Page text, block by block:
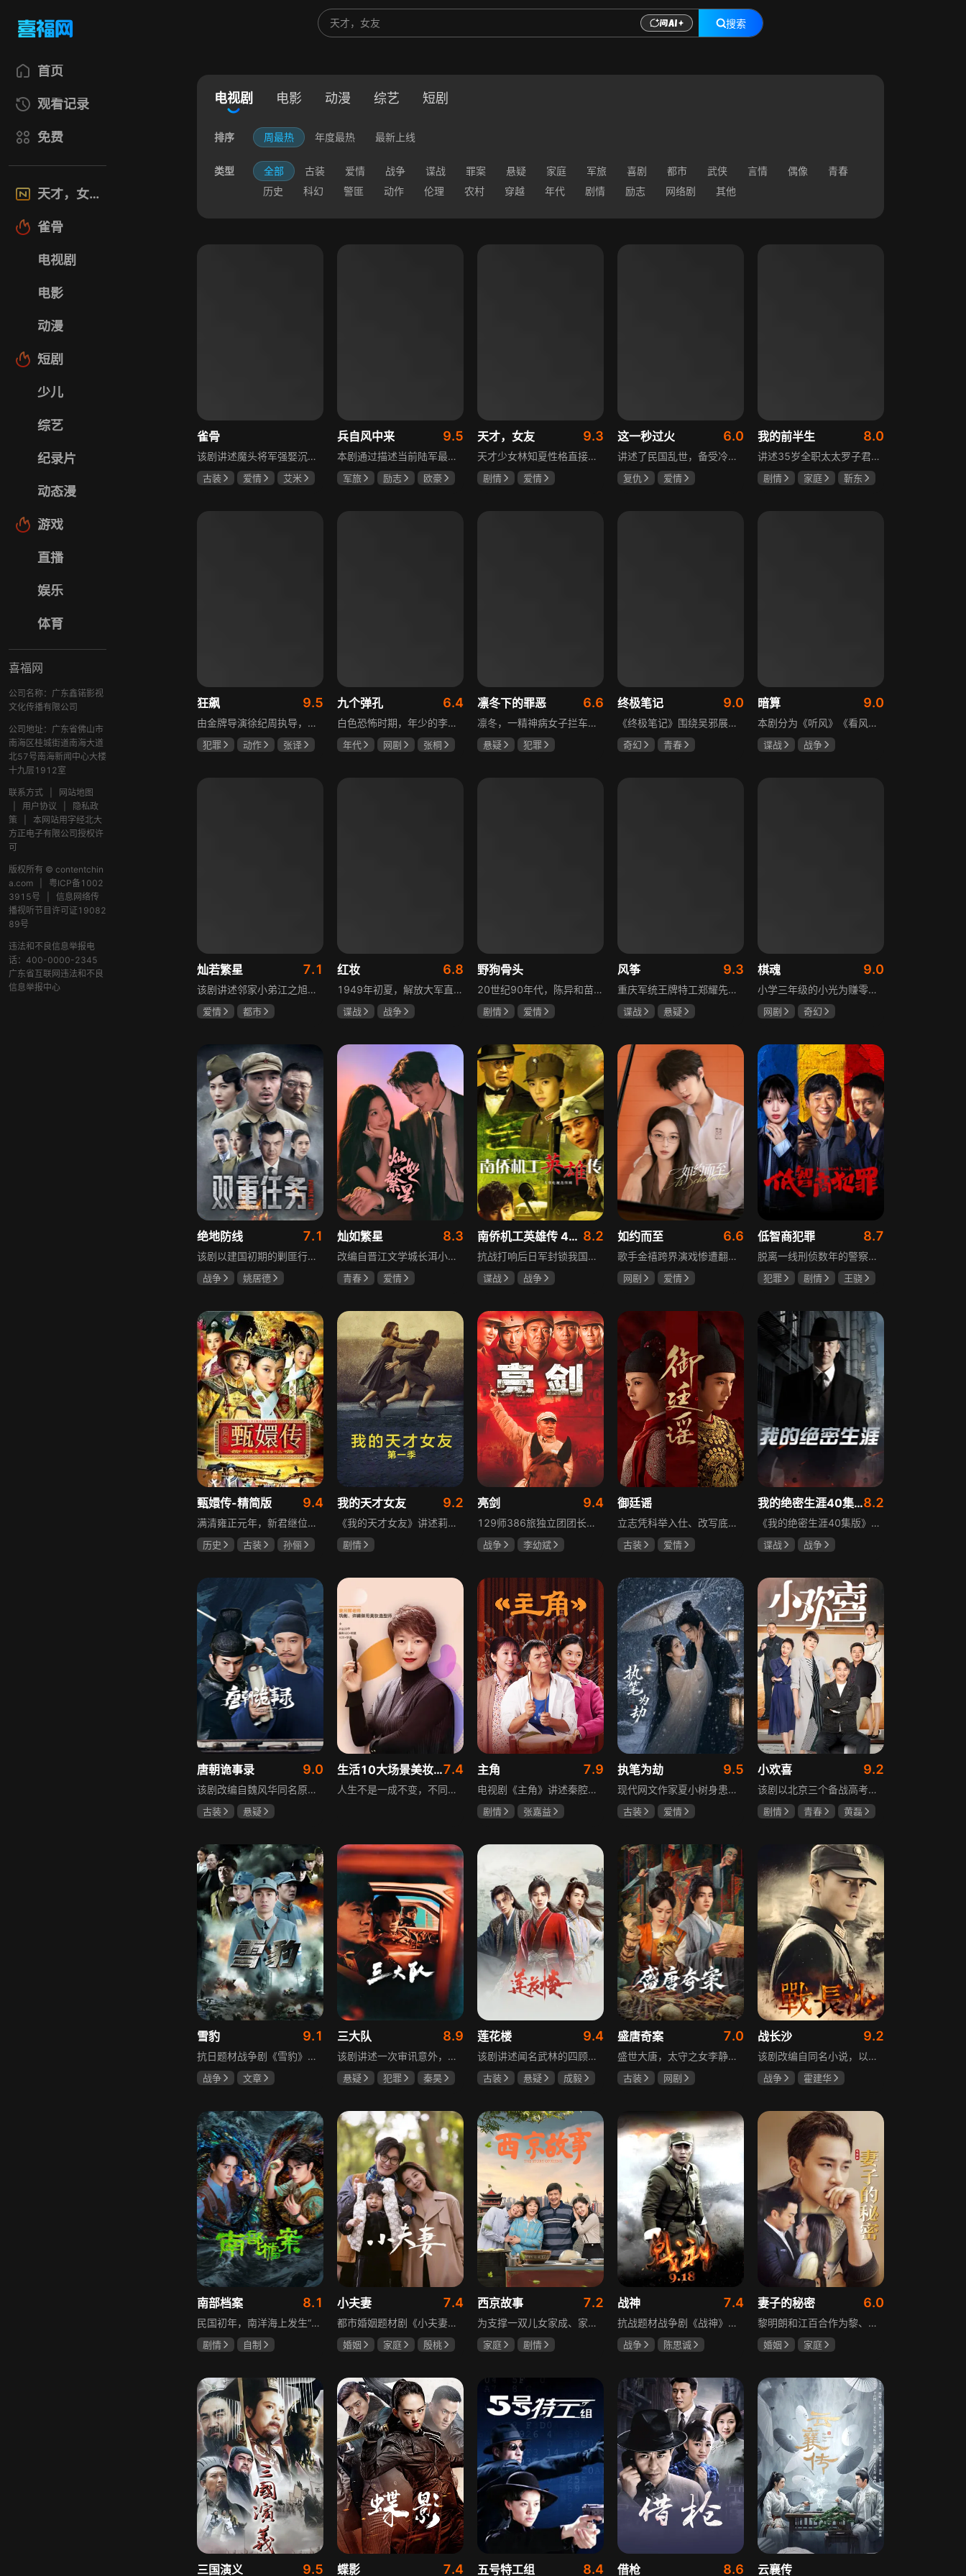
搜索
首页
观看记录
免费
天才，女友
雀骨
电视剧
电影
动漫
短剧
少儿
综艺
纪录片
动态漫
游戏
直播
娱乐
体育
喜福网
公司名称：广东鑫锘影视
文化传播有限公司
公司地址：广东省佛山市
南海区桂城街道南海大道
北57号南海新闻中心大楼
十九层1912室
联系方式
网站地图
用户协议
隐私政
策
本网站用字经北大
方正电子有限公司授权许
可
版权所有 © contentchin
a.com
粤ICP备1002
3915号
信息网络传
播视听节目许可证19082
89号
违法和不良信息举报电
话：400-0000-2345
广东省互联网违法和不良
信息举报中心
电视剧 电影 动漫 综艺 短剧
排序 周最热 年度最热 最新上线
类型 全部 古装 爱情 战争 谍战 罪案 悬疑 家庭 军旅 喜剧 都市 武侠 言情 偶像
青春
历史
科幻 警匪 动作 伦理 农村 穿越 年代 剧情 励志 网络剧 其他
雀骨
该剧讲述魔头将军强娶沉迷机关术的财迷假千金，两人从契约夫妻起步，在生死局中互扒马甲，爱意与杀意交织共生。过程中他们揭露朝堂阴谋，破解生死乱局，最终共同守护家国太平，融合了权谋、爱情、冒险等多重元素，情节跌宕起伏。
古装 爱情
艾米
兵自风中来 9.5
本剧通过描述当前陆军最具新型作战特色的特战、空突、侦察、信息等代表性兵种的官兵练兵备战，在历次实战演习中磨砺意志技能、逐渐形成新质作战能力等故事，反映了某集团军党委坚决落实习主席新时代强军思想，着眼打造一流陆军，谋划转型，大力推进战斗力建设的历史担当，浓缩了陆军官兵改革面前备战打仗矢志强军的铁血追求、展现了新时代陆军官兵积极投身军队转型的全新风貌，是一部融合备战打仗、青春成长励志、英雄主义传承，同时将军人荣誉、使命、爱情熔为一炉的军事题材正能量大剧。
军旅 励志
欧豪
天才，女友 9.3
天才少女林知夏性格直接、不善交际，从小没有好友。考入省一中后，她因解题比拼与性格阳光的学霸江逾白相识并成为同桌。作为社交达人的江逾白帮林知夏融入集体交到汤婷婷、段启言、沈负暄、金百慧等朋友，林知夏为表达感谢帮他补习功课，两人渐渐从竞争走向互助，最终成为最好的朋友。俩人还一同解决同学被骗、一起参加社团活动与省数学竞赛，在这个过程中，江逾白对林知夏感情渐深，但只把爱意埋在心里。林知夏被保送复旦后，江逾白准备在毕业之旅对她告白，却因母亲卷入诈骗案而遗憾离开，俩人最终能否冲破阻碍走到一起
剧情
爱情
这一秒过火 6.0
讲述了民国乱世，备受冷眼的世家少爷慕容清峄与饱受苦难的复仇孤女任素素阴差阳错结缘相识，却因误会含恨而别。两人再重逢，却身份错位，陷入爱恨交织的极限拉扯中。二人历经世事波折与生离死别，最后携手直面乱世危局。
复仇
爱情
我的前半生 8.0
讲述35岁全职太太罗子君因丈夫突然离婚陷入人生谷底，带孩子闯入社会，从安逸走向落魄。贺涵作为事业有成的精英，平静生活被罗子君打破，需应对各类突发状况。生活逼迫罗子君重拾骨气，贺涵也收获温暖，二人历经波折，罗子君实现自我成长，贺涵也找到人生新方向，展现都市女性蜕变与情感纠葛。
剧情 家庭
靳东
狂飙 9.5
由金牌导演徐纪周执导，张译、张颂文、李一桐、张志坚、吴刚领衔主演，倪大红、韩童生、李建义特邀主演的中央政法委重点项目。一部扫黑除恶坚决斗争的回忆录，横跨20年的群像叙事全景式展现时代变迁下的黑白较量与复杂人性。
犯罪 动作
张译
九个弹孔 6.4
白色恐怖时期，年少的李智信家破人亡后投身革命武装，因作战有勇有谋获“小狼崽子”绰号。他长期率部孤悬敌后，与日寇、反动派对决，多次负伤仍不改初心。凭借坚韧意志，他从游击队员成长为新四军干部、解放军司令员，身上的九个弹孔是他践行革命誓言、见证成长的勋章。
年代 网剧
张桐
凛冬下的罪恶 6.6
凛冬，一精神病女子拦车报案，称丈夫杀人，刑警沈栋梁吴红兵由此揭开系列碎尸案真相。然而风浪未平，储蓄所抢劫杀人案，少女失踪案，流窜抢车案接连发生，沈栋梁与吴红兵追凶之际，竟牵出改变二人命运的人性悲剧。
悬疑
犯罪
终极笔记 9.0
《终极笔记》围绕吴邪展开，他因好奇三叔经历，历险归来收神秘录像带后卷入阴谋，只身闯格尔木疗养院偶遇张起灵等六人组队，在西王母宫发现陨玉，却遇三叔失踪、张起灵失忆。众人寻记忆探张家古楼，因裘德考介入受阻，后联手霍老太再探遭意外，谜团未解，吴邪被迫伪装成三叔，剧情充满冒险与悬疑。
奇幻
青春
暗算 9.0
本剧分为《听风》《看风》和《捕风》三个篇章，三者在时间关系及故事上相对独立，又千丝万缕。听风，即无线电侦听者，是一群“靠耳朵打江山”的人，他们的耳朵可以听到天外之音、无声之音、秘密之音。看风，即密码破译的人，是一群“善于神机妙算”的人，他们的慧眼可以识破天机、释读天书、看阅无字之书。捕风，即我党地下工作者，在国民党大肆实施白色恐怖时期，他们是牺牲者更是战斗者，乔装打扮深入虎穴，迎风而战，为缔造共和国立下不朽的丰功伟业。
谍战
战争
灿若繁星 7.1
该剧讲述邻家小弟江之旭留学归来，竟成了夏千星的顶头上司。从小管着江之旭、事事压他一头的夏千星无法接受，两人互不服气，在公司内外明争暗斗。江之旭借职位刁难夏千星，夏千星则用姐姐身份压制他，然而夏千星不知道，江之旭拼尽全力坐上这个位子，就是为了陪在她身边保护她。
爱情
都市
红妆 6.8
1949年初夏，解放大军直抵上海，国民党国防部保密局的中共地下党员邓家骥奉命撤往台湾，其妻同为地下党的沈荷因临产被留在上海。新中国成立之初，面对敌特的破坏活动，斗争形势严峻，沈荷隐藏真实身份，继续与敌人展开新一轮斗争，在隐秘战线坚守信仰，为新政权的稳定默默奉献。
谍战
战争
野狗骨头
20世纪90年代，陈异和苗靖因父母相识结缘，从充满敌意到彼此依靠，后因家庭变故不得不相依为命。大学时苗靖告白，陈异却因纵火案逼她离开藤城。多年后重逢，陈异为保护苗靖以身入局，两人并肩对抗走私团伙，最终陈异告白，两人终成眷属。
剧情
爱情
风筝 9.3
重庆军统王牌特工郑耀先实为潜伏的中共特工“风筝”，上线牺牲后他与组织失联，解放后化名周志乾继续提供情报。身份证实后他仍协助破获特务案，三十年情报生涯中他遭敌人追杀、妻离子散，为国家牺牲是他的人生价值。
谍战
悬疑
棋魂 9.0
小学三年级的小光为赚零用钱到爷爷家寻宝，偶然翻出旧棋盘，接触棋盘的一瞬间，附身棋盘中的棋士褚嬴的灵魂进入了小光体内。后来小光在学校围棋会所结识少年天才小亮，为测试褚嬴实力，小光贸然与小亮对弈并小胜，他误以为褚嬴棋力平平，小亮却大受打击。数日后小亮再次挑战，再次惨败在褚嬴手下，二人从此成了相爱相杀的棋坛宿敌。在褚嬴指导下，小光进步神速，逐渐对围棋产生兴趣，最终在全国大赛与小亮激战中，褚嬴下出绝妙一局，小光却看出更高一着，终于在自己努力、褚嬴帮助和与小亮的磨练中，独立对弈，燃起真正的棋魂。
网剧
奇幻
绝地防线 7.1
该剧以建国初期的剿匪行动为背景，讲述中国人民解放军西线小分队追击黑山寺国民党残部的故事。小分队在执行任务过程中，严格遵照上级指示，既要完成军事目标，又全力保护沿途百姓的生命财产安全，同时对残部人员采取劝降与救治相结合的策略。最终，小分队成功控制了区域内的疫情，救出了愿意投诚的士兵，圆满完成了剿匪解救任务，展现了解放军的优良作风与使命担当。
战争
姚居德
灿如繁星 8.3
改编自晋江文学城长洱小说《狭路》，讲述心理学博士林晚星遭遇变故后返乡任教，邂逅顶级教练王法，带领垫底差生逆袭追梦的热血救赎故事。林晚星用“自由式”教育，培养少年们的独立人格，帮他们学会生活、融洽自我、发现所爱、勇于追求，诠释“不远狭路，终见光明”的成长内核。
青春
爱情
南侨机工英雄传 43集版 8.2
抗战打响后日军封锁我国运输路线，神鼓滇缅公路撑起抗战后勤补给，因急缺司机和技工，三千余名南洋华侨毅然归国共赴国难。方家兄弟是典型代表，大哥方天海表面投靠日军实为中共地下工作者，委曲求全游走生死间；弟弟方千树从纨绔子弟成长为抗日战士。剧集以真实历史为背景，展现华侨爱国情怀与民族大义。
谍战
战争
如约而至 6.6
歌手金禧跨界演戏惨遭翻车，全网群嘲演技拉胯！不服输的他另辟蹊径，转行试水音乐剧，誓要逆袭打脸。机缘巧合下，他对高冷硬核的金牌音乐剧导演宁瑾一见心动，两人意外留下暧昧一吻，转头试镜现场再度狭路相逢。 宁瑾本就抵触偶像跨界，对半路空降的流量新人金禧百般严苛，花式魔鬼训练轮番上线。金禧顶住剧团前辈排挤、同行暗算、舆论刁难等重重危机，日夜苦练打磨演技，慢慢褪去偶像光环、解锁真实自我，一点点打动高冷导演和剧团众人。 一路走来，二人历经误会争执、事业危机、亲情心结、分手磨合多重考验，在并肩拯救濒临倒闭的剧团、携手打磨《倩女幽魂》剧目、共渡舞台难关的过程中，情愫渐生、双向治愈。最终剧目首演大获成功，叛逆
网剧
爱情
低智商犯罪 8.7
脱离一线刑侦数年的警察张一昂，因省厅匿名举报信被派往三江口调查。他刚到就遇刑警队长被害，洗清嫌疑时意外抓获连环杀人案凶手，迅速建立声望。张一昂锁定当地富商周荣团伙，蠢贼间勾心斗角的蝴蝶效应助警方屡建奇功，最终查明同僚遇害真相，让真凶落网。剧集以喜剧风格展现刑侦故事，充满黑色幽默。
犯罪 剧情
王骁
甄嬛传-精简版 9.4
满清雍正元年，新君继位后朝堂看似祥和实则暗流涌动，后宫华妃与皇后分庭抗礼，各方势力裹挟其中凶险异常，太后主持选秀拉开帷幕，大理寺少卿甄远道长女甄嬛意外得雍正赏识步入皇宫，在皇后与华妃的夹击下，甄嬛小心周旋忍辱负重，不得不用智慧保护自己，一次次卷入残酷宫闱斗争。
历史 古装
孙俪
我的天才女友 9.2
《我的天才女友》讲述莉拉和莱侬这对好朋友的童年与少年时代。故事从友情开始，描绘女性友情的微妙变化——她们相互支持、妒忌和猜疑，又不断向外拓展，在与外部世界的试探中为自己塑形。莉拉聪明漂亮，莱侬羡慕她的天赋与决断力，两人都视对方为隐秘镜子，暗暗角力，展现女性成长中的复杂关系与自我探寻。
剧情
亮剑 9.4
129师386旅独立团团长李云龙敢想敢干、不按规矩办事，脾气火爆性格直爽，带领独立团展现出敢于拼杀的劲头，接连击败坂田连队、山崎大队、山本部队，名声大噪却因屡次犯规遭贬斥。抗战时期他与国军358团团长楚云飞惺惺相惜，徐蚌会战中一较高下双双重伤，养病期间李云龙与护士田雨相恋，两人及亲人战友历经国家沧桑巨变。
战争
李幼斌
御廷谣
立志凭科举入仕、改写底层命运的孤女孟廷辉因意外结识微服私访的少年新帝英寡，二人联手铲除沙州官匪，英寡赏识其胆识智谋，暗中助力她赴京赶考。孟廷辉入京后遭科举舞弊构陷，凭智勇自证清白，被英寡破格任命为察闻院主事，清查虎啸帮、晚香阁等黑恶势力，逐步牵出血月会复国阴谋与朝堂权斗。二人从君臣知己渐生情愫，历经身世谜团、朝堂阻力与边境战乱，最终平定叛乱、整肃朝纲，携手共护江山万民。
古装
爱情
我的绝密生涯40集版8.2
《我的绝密生涯40集版》以1931年东北为背景，苏联特使引发暗杀行动，商人关郁达卷入被重伤失踪，妻子谭梓君带家人在新京安顿。八年后关郁达打入日本特务机关为我党提供情报，与谭梓君相遇却因身份不能相认，谭梓君心中充满怀疑。
谍战
战争
唐朝诡事录 9.0
该剧改编自魏风华同名原著，讲述繁华大唐盛世下发生的一系列奇闻异事。长安金吾卫中郎将卢凌风与狄公亲传弟子苏无名携手，共破《长安红茶》《石桥图》等九个诡异案件，从新娘失踪案到宫廷秘闻，从朝堂到乡间，他们在破案过程中相互了解，逐渐成长，共同守护苍生，担负起挽救社稷于危急的使命。
古装
悬疑
生活10大场景美妆秘籍7.4
人生不是一成不变，不同的场合不同的角色，适宜的妆容造型往往能帮助人们建立自信、破冰社交，开启一个良好开端，做到事半功倍。姜月辉老师亲自打造的《10大生活场景角色妆容课程》，将针对不同的生活场景和角色需求，教授相应的妆容造型技巧，让学员轻松驾驭每个人生角色，打造出适合自己的妆容，提升个人形象和气质。
主角 7.9
电视剧《主角》讲述秦腔名伶忆秦娥阴差阳错被舅舅胡三元带入剧团，历经近半个世纪兴衰起伏，从牧羊女成长为一代秦腔名伶的故事，剧集以秦腔发展为脉络映射大历史起落，反映中国社会四十年变迁中普通人的情感生活与命运，展现传统艺术传承与时代变迁的交织。
剧情
张嘉益
执笔为劫 9.5
现代网文作家夏小树身患绝症，临终前未能完成最后一部长篇小说，带着遗憾离世，却意外穿越进自己笔下的世界，成为书中的明月公主。夏小树步步为营，一次次改写危机。当夏小树耗尽预知，失去剧本掌控，她和萧景琰的命运急转直下。萧景琰被逼另娶他人，两人被迫私奔，却在曙光初现时遭遇追兵——夏小树中箭身亡，萧景琰抱着她痛不欲生。十年后，登基为帝的萧景琰在上元灯会上，遇见一个提着兔子灯的姑娘，与当年的明月一模一样……
古装
爱情
小欢喜 9.2
该剧以北京三个备战高考的家庭为核心，讲述童文洁与方一凡、宋倩与乔英子、季胜利与季杨杨这几组亲子，在升学压力下，围绕成绩、陪伴、沟通等问题产生的矛盾与磨合，展现了中年家长与青春期孩子共同成长的温馨故事。
剧情 青春
黄磊
雪豹 9.1
抗日题材战争剧《雪豹》讲述抗日女学生陈怡是一个在革命道路上逐渐成长起来的优秀青年。从慷慨激昂的热血学生，到成熟稳重的革命战士，甚至执行任务的时候还要扮演性格大胆奔放的交际花，打入到敌人内部获取情报。在做情报工作时，与搭档张楚扮假夫妻，多次身陷险境命悬一线。周卫国原本是一名玩世不恭的富家子弟，却不乏热血，抗战时为了保护初恋女友，举枪杀了一名日本人，由此改名换姓走上了革命道路，从国民党中央军校到德国军校，再到回国创建中国第一支特战部队，成为了一个真正的传奇英雄。
战争
文章
三大队 8.9
该剧讲述一次审讯意外，三大队刑警程兵入狱服刑，队友受牵连脱警、降职，曾经的警界精英三大队分崩离析。十年牢狱，程兵重获自由，失去一切，而案件的犯罪嫌疑人王大勇依旧在逃。穿一天警服，终身是正义，不甘化作执着，利刃再次出鞘，程兵和三大队的兄弟重新集结踏上追凶之路，在孤独漫长的旅途中配合警方千里追凶，也在这苦行僧一样的历程中重新找到人生的坐标和生命的意义。本片根据原载于“网易人间”作者深蓝的《请转告局长，三大队任务完成》改编。
悬疑 犯罪
秦昊
莲花楼 9.4
该剧讲述闻名武林的四顾门门主李相夷在一次大战后身受重伤，从此退隐江湖成为淡泊名利的“假神医”李莲花。他遇到新交方多病与旧敌笛飞声后，重新卷入江湖。江湖暗流涌动，疑团扑朔迷离，抽丝剥茧方能断出真相，一段荡气回肠的侠义情即将热血展开，展现了侠义、探案与江湖恩怨交织的精彩故事。
古装 悬疑
成毅
盛唐奇案 7.0
盛世大唐，太守之女李静澜天赋异禀，擅验尸断案，与神秘“鬼探”决明、武艺高强的捕快苏御安联手追凶，揭开一桩桩离奇悬案：双生姐妹的生死置换、跨越十七年的书生冤案、雅集会上的连环仪式杀人等。在迷雾与鲜血中，李静澜与决明暗生情愫，彼此扶持，坚守心中正道，挣脱宿命桎梏。盛世灯火之下，他们以智慧与勇气涤荡污浊，书写下一段守护正义与清明的传奇。
古装
网剧
战长沙 9.2
该剧改编自同名小说，以中国近代史上著名的“长沙会战”为背景，借由长沙城一户普通胡姓人家在战争中的命运浮沉，展现战火的无情以及在日军铁蹄侵略下中华儿女奋起抗战的不屈精神。1938年10月日军攻陷武汉，长沙危在旦夕，城中茶园巷的胡家人在孙女婿薛君山的支持下，为最宠爱的龙凤胎湘湘和小满安排退路。薛君山先将湘湘介绍给留洋归来保卫长沙的顾清明，可惜二人一见面便势同水火，薛君山只好另选人家。湘湘订婚当日，蒋介石密令火烧长沙，因指挥失当酿成巨大灾难，繁华古城毁于一旦，很多人包括湘湘的未婚夫一家被活活烧死。焦土上，各地英雄儿女齐聚长沙，和湖南人民一起阻挡敌人铁蹄，胡家人也在劫难中演绎了一幕幕悲欢离合。
战争
霍建华
南部档案 8.1
民国初年，南洋海上发生“水鬼望乡”离奇命案，张家外派调查神秘事务的南部档案馆坐办张海盐、张海虾二人搭档亲往调查，却意外卷入了一个用于猎杀海外张家人的绝命死局。张海虾以自己的死谋局求解，送张海盐上了“南安号”巨轮回厦城以图他能够有一线生机，但这趟波澜诡谲的航程似乎才刚刚起航，一手遮天的军阀大佬、单纯执着的少年账房、还有十年未见的至亲故人……张海盐独自面对着接踵而至的意外，而当他踏上厦城的那一刻，真正属于两个少年的命运才初初开始转动。
剧情
自制
小夫妻 7.4
都市婚姻题材剧《小夫妻》围绕经营十年婚姻的周全与车莉展开，原本家庭美满的二人突遭变故：周全怀才不遇还意外被裁员，车莉则被迫赶鸭子上架仓促创业，不可预期的生活变动让他们的婚姻陷入僵局。而立之年的两人，在现实压力与情感拉扯中挣扎，面临诸多矛盾与考验，他们能否重新调整生活节奏，修复婚姻关系，回到幸福生活的轨道，是该剧的核心看点。
婚姻 家庭
殷桃
西京故事 7.2
为支撑一双儿女家成、家秀的“求学大业”，一家之主罗天福携妻子慧娟进了西京城。在西京城里，罗天福见证了身边的小人物们在大城市的生存之难，自身也经历了种种艰辛：饼铺生意屡屡受挫，妻子慧娟不满他“固执守旧”的经营方式闹起分居，儿子家成无法适应从乡村到城市的生活状况不断离校出走，重重打击不断袭来，使他头一次对自己坚守多年的人生观和价值观产生怀疑。自己这样做究竟是对是错，城市是不是真的不适合他这种“坚持老一套”的人生存。女儿家秀的支持鼓励使罗天福重拾信心，那些曾经接受罗天福帮助的人也反过来帮助他，纠缠不清的矛盾随之一一化解。罗家人终于在西京这座大城扎下了根，向着美好的未来继续前行。该剧围绕农村家庭在城市的奋斗历程展开，展现了小人物的坚韧与善良，充满了励志色彩与现实关怀。
家庭
剧情
战神 7.4
抗战题材战争剧《战神》讲述太行山一带，八路军游击队司令龙大谷骁勇善战、机智过人，15岁就参加了红军，身经百战，被军中将士们奉为“战神”。抗日战争爆发前，龙大谷因在抗大学习期间为替警卫员李广出头，一时冲动出手打了同期学员张道平，受了处分。以至于在红军缩编为八路军之时，龙大谷从原来的红军副师长降为游击队司令，随行上任的只有警卫员李广和参谋刘水泉二人，以及上级领导田烽给他的五十块大洋。即便如此，龙大谷依然不屈不挠，硬是在山西这块热土上平地拉起一支敢打、能拼、必胜，号称“龙支队”的作战队伍，凭借丰富的作战经验打赢了一场又一场的恶战，威震敌方！
战争
陈思诚
妻子的秘密 6.0
黎明朗和江百合作为黎、江两大集团的继承人，即将订婚，一场完美婚姻却在一日之间沦为悲剧前奏。订婚当日变故夺去百合父母生命，她临危受命挑起江氏重担，明朗不顾家人反对将她接进黎家。黎母想赶走百合，秘书宁夏誓夺回明朗，大哥黎天图谋篡夺黎氏家产，三个家庭命运就此牵动。千万巨债、身世之谜、婆媳之争、丧子之痛等接踵而至，明朗与百合的爱情历经重重危机，迷失的错爱能否被真情指引。
婚姻
家庭
三国演义 9.5 蝶影 7.4 五号特工组 8.4 借枪 8.6 云襄传